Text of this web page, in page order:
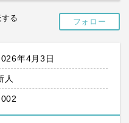
フォロー
る
年4月3日
人